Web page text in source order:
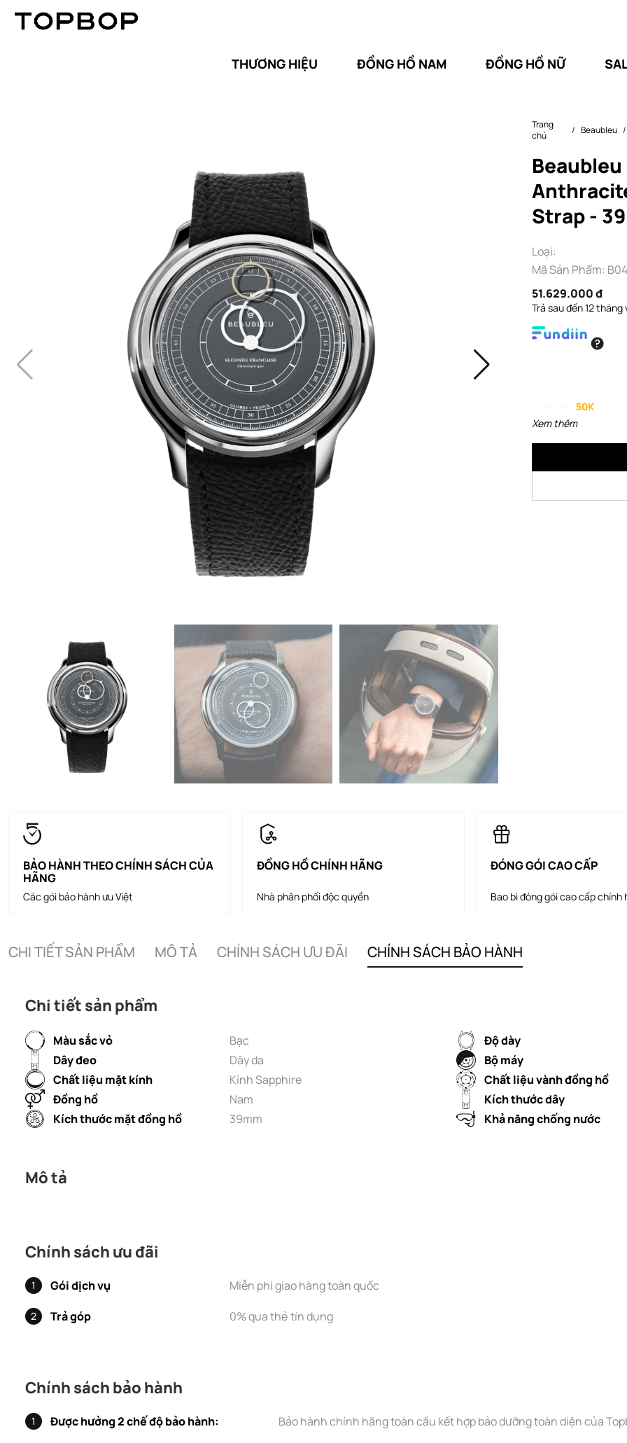
THƯƠNG HIỆU ĐỒNG HỒ NAM ĐỒNG HỒ NỮ
Trang
chủ
Beaubleu
Strap -
Loại:
Mã Sản Phẩm:
51.629.000 đ
Trả sau đến 12 tháng
50K
Xem thêm
BẢO HÀNH THEO CHÍNH SÁCH CỦA
HÃNG
Các gói bảo hành ưu Việt
ĐỒNG HỒ CHÍNH HÃNG
Nhà phân phối độc quyền
ĐÓNG GÓI CAO CẤP
Bao bì đóng gói cao cấp chính
CHI TIẾT SẢN PHẨM MÔ TẢ CHÍNH SÁCH ƯU ĐÃI CHÍNH SÁCH BẢO HÀNH
Chi tiết sản phẩm
Màu sắc vỏ Bạc
Độ dày
Dây đeo
Dây da
Bộ máy
Chất liệu mặt kính
Kính Sapphire
Chất liệu vành đồng hồ
Đồng hồ
Nam
Kích thước dây
Kích thước mặt đồng hồ
39mm Khả năng chống nước
Mô tả
Chính sách ưu đãi
1 Gói dịch vụ Miễn phí giao hàng toàn quốc
2 Trả góp 0% qua thẻ tín dụng
Chính sách bảo hành
1 Được hưởng 2 chế độ bảo hành: Bảo hành chính hãng toàn cầu kết hợp bảo dưỡng toàn diện của